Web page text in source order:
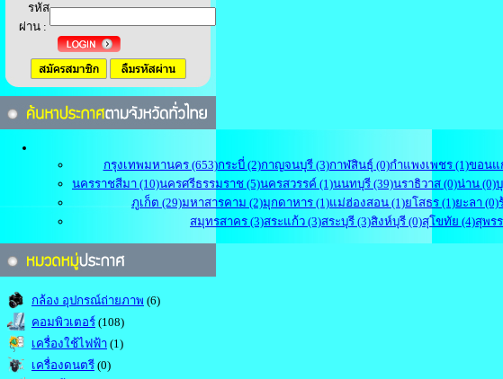
รหัส
ผ่าน :
กรุงเทพมหานคร (653)กระบี่ (2)กาญจนบุรี (3)กาฬสินธุ์ (0)กำแพงเพชร (1)ขอนแ
นครราชสีมา (10)นครศรีธรรมราช (5)นครสวรรค์ (1)นนทบุรี (39)นราธิวาส (0)น่าน (0)
ภูเก็ต (29)มหาสารคาม (2)มุกดาหาร (1)แม่ฮ่องสอน (1)ยโสธร (1)ยะลา (0)
สมุทรสาคร (3)สระแก้ว (3)สระบุรี (3)สิงห์บุรี (0)สุโขทัย (4)สุพร
กล้อง อุปกรณ์ถ่ายภาพ (6)
คอมพิวเตอร์ (108)
เครื่องใช้ไฟฟ้า (1)
เครื่องดนตรี (0)